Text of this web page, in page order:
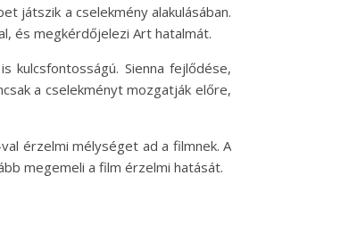
játszik a cselekmény alakulásában.
és megkérdőjelezi Art hatalmát.
kulcsfontosságú. Sienna fejlődése,
a cselekményt mozgatják előre,
érzelmi mélységet ad a filmnek. A
megemeli a film érzelmi hatását.